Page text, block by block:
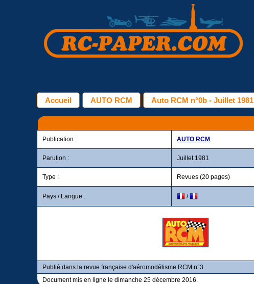
Accueil AUTO RCM Auto RCM n°0b - Juillet 1981
Publication : AUTO RCM
Parution : Juillet 1981
Type : Revues (20 pages)
Pays / Langue : /
Publié dans la revue française d'aéromodélisme RCM n°3
Document mis en ligne le dimanche 25 décembre 2016.